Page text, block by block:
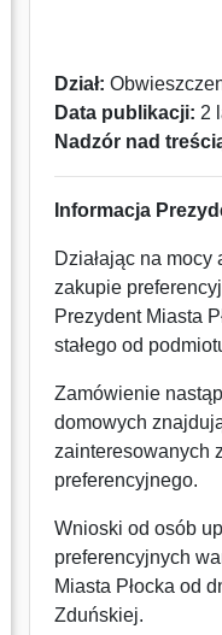
Dział:
Data publikacji: 2
Nadzór nad
Informacja
Działając na
zakupie
Prezydent Miasta
stałego od
Zamówienie
domowych
zainteresowanych
preferencyjnego.
Wnioski od osób
preferencyjnych
Miasta Płocka od
Zduńskiej.